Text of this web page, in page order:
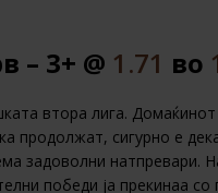
– 3+ @ 1.71 во
втора лига.
продолжат, сигурно е
задоволни натпревари.
победи ја прекинаа